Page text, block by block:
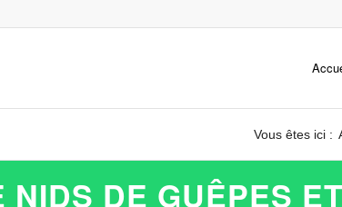
Vous êtes ici :
NIDS DE GUÊPES